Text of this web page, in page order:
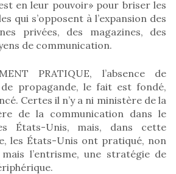
en leur pouvoir» pour briser les
qui s’opposent à l’expansion des
privées, des magazines, des
de communication.
PRATIQUE, l’absence de
propagande, le fait est fondé,
Certes il n’y a ni ministère de la
de la communication dans le
États-Unis, mais, dans cette
les États-Unis ont pratiqué, non
l’entrisme, une stratégie de